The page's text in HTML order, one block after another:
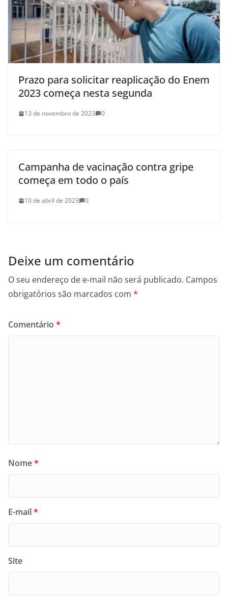
Prazo para solicitar reaplicação do Enem
2023 começa nesta segunda
13 de novembro de 2023 0
Campanha de vacinação contra gripe
começa em todo o país
10 de abril de 2023 0
Deixe um comentário
O seu endereço de e-mail não será publicado. Campos
obrigatórios são marcados com *
Comentário *
Nome*
E-mail*
Site